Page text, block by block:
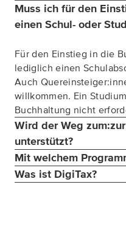
Muss ich für den
einen Schul- oder
Für den Einstieg in die
lediglich einen
Auch
willkommen. Ein
Buchhaltung nicht
Wird der Weg
unterstützt?
Mit welchem
Was ist DigiTax?